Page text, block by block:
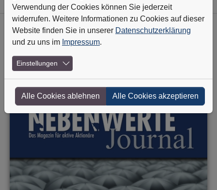
Heft-Archiv
Nr. 10 - Oktober 2011
Gut gewappnet durch die Krise
Verwendung der Cookies können Sie jederzeit
widerrufen. Weitere Informationen zu Cookies auf dieser
Website finden Sie in unserer Datenschutzerklärung
und zu uns im Impressum.
Einstellungen
Alle Cookies ablehnen Alle Cookies akzeptieren